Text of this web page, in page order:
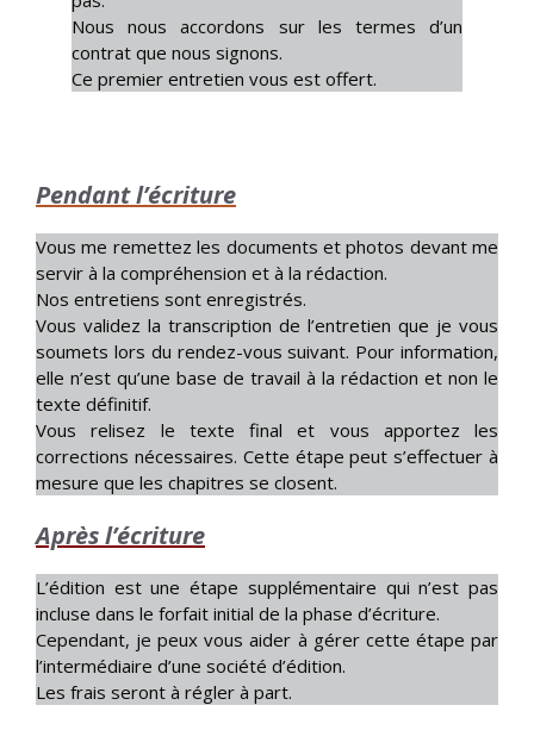
Nous nous accordons sur les termes d’un
contrat que nous signons.
Ce premier entretien vous est offert.
Pendant l’écriture
Vous me remettez les documents et photos devant me
servir à la compréhension et à la rédaction.
Nos entretiens sont enregistrés.
Vous validez la transcription de l’entretien que je vous
soumets lors du rendez-vous suivant. Pour information,
elle n’est qu’une base de travail à la rédaction et non le
texte définitif.
Vous relisez le texte final et vous apportez les
corrections nécessaires. Cette étape peut s’effectuer à
mesure que les chapitres se closent.
Après l’écriture
L’édition est une étape supplémentaire qui n’est pas
incluse dans le forfait initial de la phase d’écriture.
Cependant, je peux vous aider à gérer cette étape par
l’intermédiaire d’une société d’édition.
Les frais seront à régler à part.